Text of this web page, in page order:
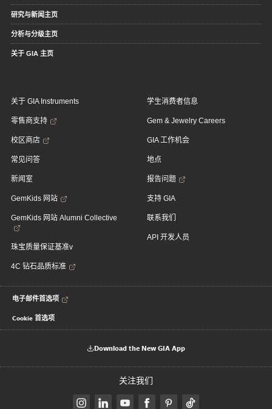
研究与新闻主页
分析与分级主页
关于 GIA 主页
关于 GIA Instruments
零售商支持
校区商店
常见问答
新闻室
GemKids 网站
GemKids 网站 Alumni Collective
珠宝质量保证基准v
4C 钻石品质标准
学生消费者信息
Gem & Jewelry Careers
GIA 工作机会
地点
报告问题
支持 GIA
联系我们
API 开发人员
电子邮件首选项
Cookie 首选项
Download the New GIA App
关注我们